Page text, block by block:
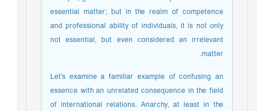
essential matter; but in the realm of competence
and professional ability of individuals, it is not only
not essential, but even considered an irrelevant
matter.
Let's examine a familiar example of confusing an
essence with an unrelated consequence in the field
of international relations. Anarchy, at least in the